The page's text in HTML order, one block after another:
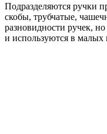
Подразделяются ручки
скобы, трубчатые,
разновидности ручек,
и используются в малых